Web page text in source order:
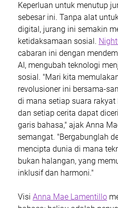
Keperluan untuk menutup
sebesar ini. Tanpa alat
digital, jurang ini semakin
ketidaksamaan sosial.
cabaran ini dengan
AI, mengubah teknologi
sosial. "Mari kita
revolusioner ini bersama-
di mana setiap suara
dan setiap cerita dapat
garis bahasa," ajak Anna
semangat. "Bergabunglah
mencipta dunia di mana
bukan halangan, yang
inklusif dan harmoni."
Visi Anna Mae Lamentillo